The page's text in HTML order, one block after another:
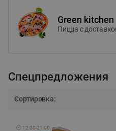
Green kitchen
Пицца c
Спецпредложения
Сортировка:
🕘 12:00-21:00